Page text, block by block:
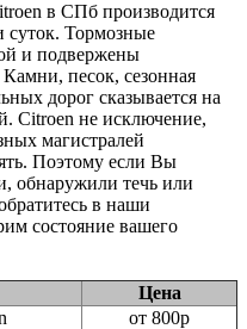
в СПб производится
суток. Тормозные
и подвержены
песок, сезонная
дорог сказывается на
Citroen не исключение,
магистралей
Поэтому если Вы
обнаружили течь или
в наши
состояние вашего
Цена
от 800р